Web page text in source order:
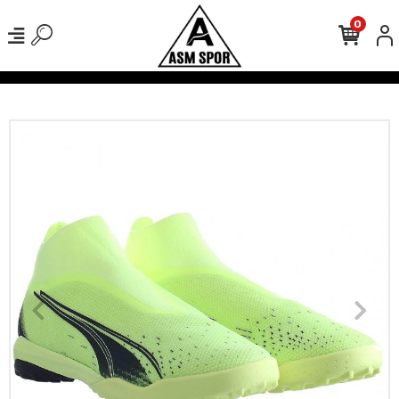
Kargo Ücretsiz! 500 TL Üzeri Tüm Alışverişlerinizde
0